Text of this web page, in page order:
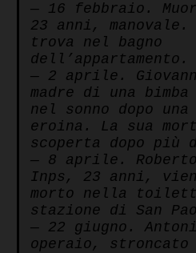
— 16 febbraio.
23 anni, manovale.
trova nel bagno
dell’appartamento.
— 2 aprile.
madre di una
nel sonno dopo
eroina. La sua
scoperta dopo più
— 8 aprile.
Inps, 23 anni,
morto nella
stazione di San
— 22 giugno.
operaio,